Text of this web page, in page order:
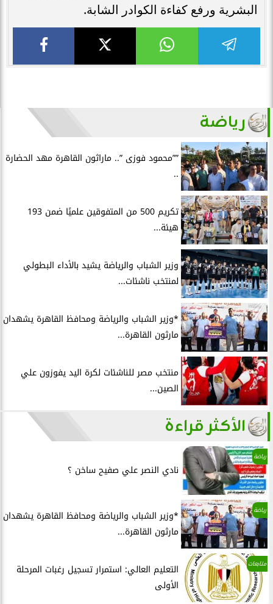
البشرية ورفع كفاءة الكوادر الشابة.
رياضة
””محمود فوزى ”.. ماراثون القاهرة مهد الحضارة
..
تكريم 500 من المتفوقين علميًا ضمن 193
هيئة...
وزير الشباب والرياضة يشيد بالأداء البطولي
لمنتخب ناشئات...
*وزير الشباب والرياضة ومحافظ القاهرة يشهدان
مارثون القاهرة...
منتخب مصر للناشئات لكرة اليد يفوزون علي
الصين...
الأكثر قراءة
رياضة
نادي النصر علي صفيح ساخن ؟
رياضة
*وزير الشباب والرياضة ومحافظ القاهرة يشهدان
مارثون القاهرة...
متابعات
التعليم العالي: استمرار تسجيل رغبات المرحلة
الأولى